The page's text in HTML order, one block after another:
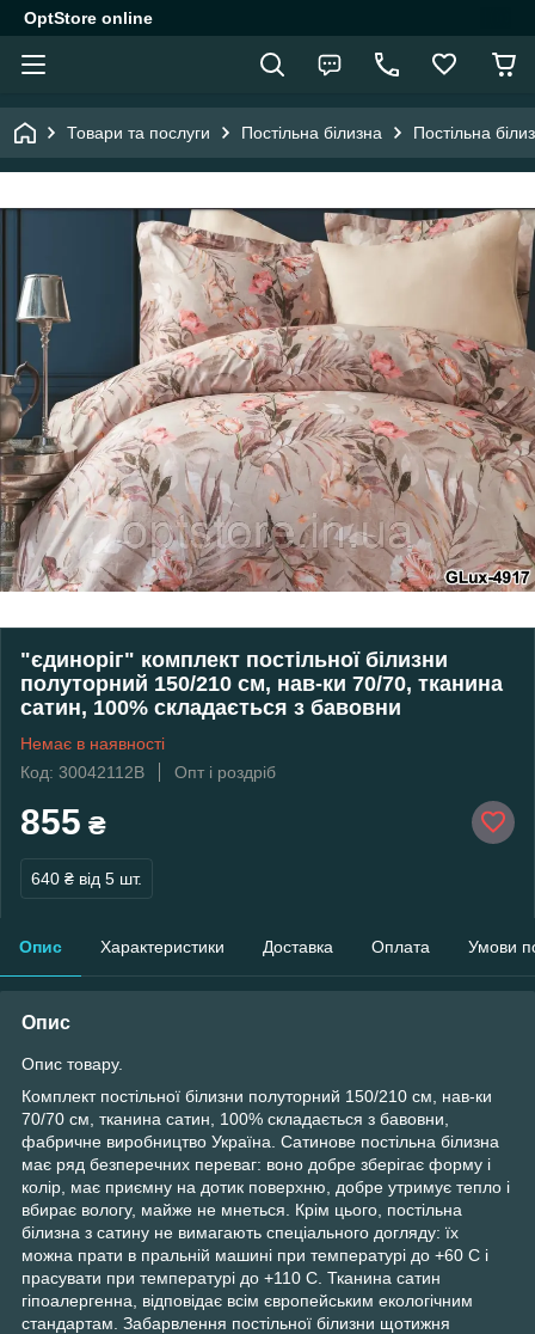
OptStore online
Товари та послуги Постільна білизна Постільна
"єдиноріг" комплект постільної білизни
полуторний 150/210 см, нав-ки 70/70, тканина
сатин, 100% складається з бавовни
Немає в наявності
Код: 30042112В
Опт і роздріб
855 ₴
640 ₴ від 5 шт.
Опис Характеристики Доставка Оплата Умови
Опис
Опис товару.
Комплект постільної білизни полуторний 150/210 см, нав-ки
70/70 см, тканина сатин, 100% складається з бавовни,
фабричне виробництво Україна. Сатинове постільна білизна
має ряд безперечних переваг: воно добре зберігає форму і
колір, має приємну на дотик поверхню, добре утримує тепло і
вбирає вологу, майже не мнеться. Крім цього, постільна
білизна з сатину не вимагають спеціального догляду: їх
можна прати в пральній машині при температурі до +60 С і
прасувати при температурі до +110 С. Тканина сатин
гіпоалергенна, відповідає всім європейським екологічним
стандартам. Забарвлення постільної білизни щотижня